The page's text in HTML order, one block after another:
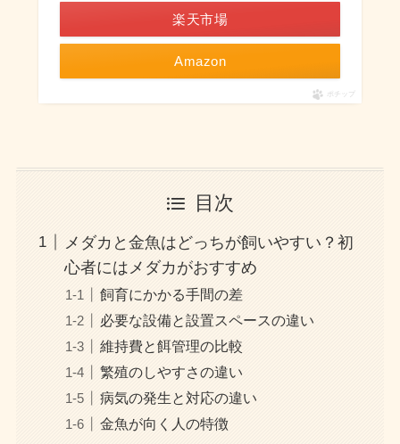
Amazon
楽天市場
ポチップ
目次
メダカと金魚はどっちが飼いやすい？初
心者にはメダカがおすすめ
飼育にかかる手間の差
必要な設備と設置スペースの違い
維持費と餌管理の比較
繁殖のしやすさの違い
病気の発生と対応の違い
金魚が向く人の特徴